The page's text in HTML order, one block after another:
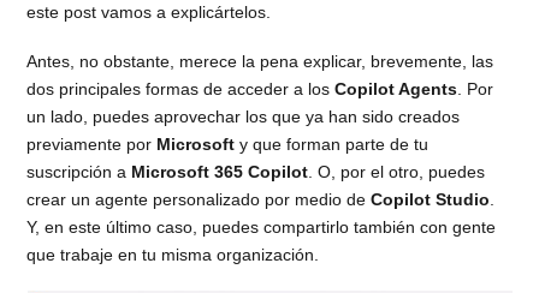
este post vamos a explicártelos.
Antes, no obstante, merece la pena explicar, brevemente, las
dos principales formas de acceder a losCopilot Agents . Por
un lado, puedes aprovechar los que ya han sido creados
previamente por Microsoft y que forman parte de tu
suscripción a Microsoft 365 Copilot . O, por el otro, puedes
crear un agente personalizado por medio deCopilot Studio
Y, en este último caso, puedes compartirlo también con gente
que trabaje en tu misma organización.